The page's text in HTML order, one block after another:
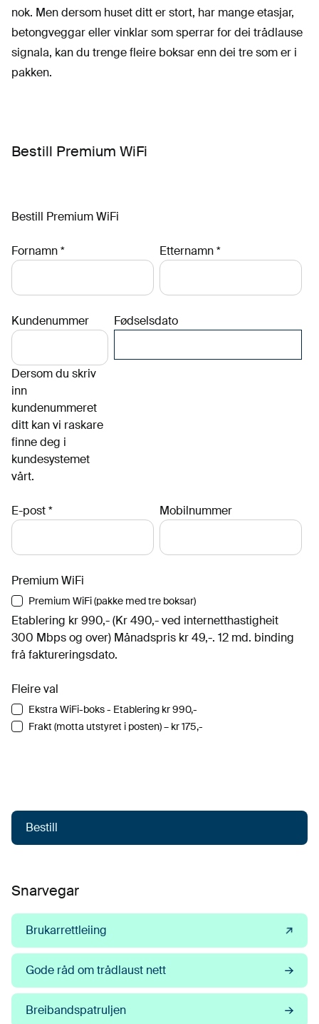
nok. Men dersom huset ditt er stort, har mange etasjar,
betongveggar eller vinklar som sperrar for dei trådlause
signala, kan du trenge fleire boksar enn dei tre som er i
pakken.
Bestill Premium WiFi
Bestill Premium WiFi
Fornamn* Etternamn*
Kundenummer
Dersom du skriv
inn
kundenummeret
ditt kan vi raskare
finne deg i
kundesystemet
vårt.
Fødselsdato
E-post* Mobilnummer
Premium WiFi
Premium WiFi (pakke med tre boksar)
Etablering kr 990,- (Kr 490,- ved internetthastigheit
300 Mbps og over) Månadspris kr 49,-. 12 md. binding
frå faktureringsdato.
Fleire val
Ekstra WiFi-boks - Etablering kr 990,-
Frakt (motta utstyret i posten) – kr 175,-
Bestill
Snarvegar
Brukarrettleiing
Gode råd om trådlaust nett
Breibandspatruljen